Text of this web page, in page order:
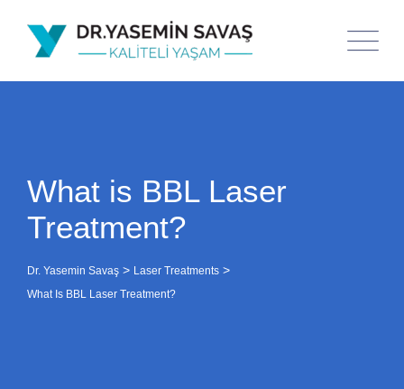
What is BBL Laser
Treatment?
Dr. Yasemin Savaş > Laser Treatments >
What Is BBL Laser Treatment?